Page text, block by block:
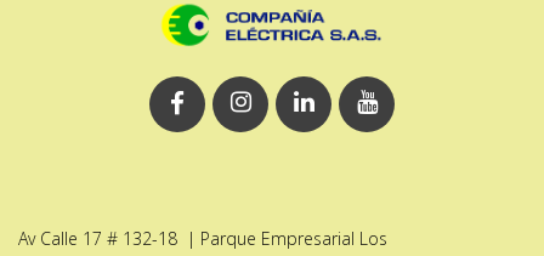
Av Calle 17 # 132-18 | Parque Empresarial Los